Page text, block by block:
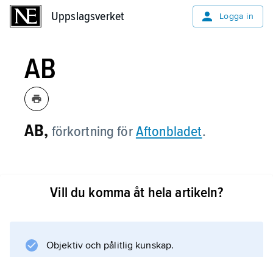
Uppslagsverket Logga in
AB
AB, förkortning förAftonbladet.
Vill du komma åt hela artikeln?
Objektiv och pålitlig kunskap.